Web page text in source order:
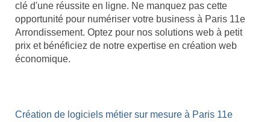
clé d'une réussite en ligne. Ne manquez pas cette
opportunité pour numériser votre business à Paris 11e
Arrondissement. Optez pour nos solutions web à petit
prix et bénéficiez de notre expertise en création web
économique.
Création de logiciels métier sur mesure à Paris 11e